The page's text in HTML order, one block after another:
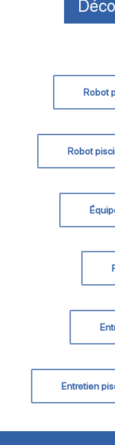
Robot
Robot
Entretien